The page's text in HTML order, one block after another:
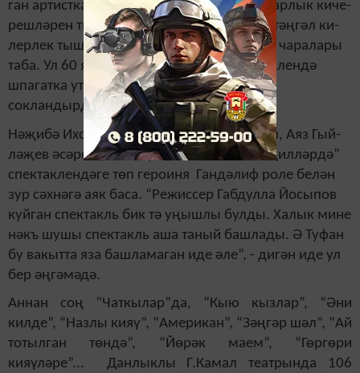
ган ар­тист­ка. Об­раз­ның эч­ке дөнь­я­сын бар­лык ки­че­
реш­лә­рен ти­рән итеп ача бе­лә һәм шу­ңа тәң­гәл ки­
лер­лек тыш­кы төс­мер­ләр, тө­гәл су­рәт­ләү ча­ра­ла­ры
та­ба. Ул 60 яшендә “Йөрәк маем” спектаклендә
шпагатка утырып та, без тамашачыларны
сокландырды.
Нәҗибә Ихсанова Мәскәүдә укып кайткач, Аяз Гый­
ләҗев әсәре буенча куелган “Көзге ачы җилләрдә”
спек­таклендәге төп героиня Ган­дәлиф роле белән
зур сәхнәгә аяк баса. “Режиссер Габдулла Йосыпов
куйган спектакль бик тә уңыш­лы булды. Халык мине
нәкъ шушы спектакль аша таный башлады. Ә Туфан
бу вакытта яза башламаган иде әле”, - дигән иде ул
бер әңгәмәдә.
Аннан соң “Чаткылар”да, “Кыю кызлар”, “Әни
килде”, “Наз­лы кияү”, “Амери­кан”, “Зәң­гәр шәл”, “Ай
тотылган төндә”, “Йөрәк маем”, “Гөргөри
кияүләре”... Данлыклы Г.Камал театрында 106